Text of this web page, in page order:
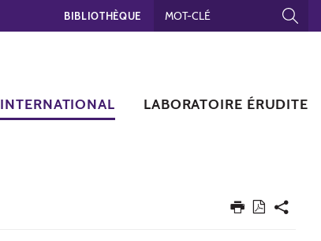
BIBLIOTHÈQUE
INTERNATIONAL LABORATOIRE ÉRUDITE